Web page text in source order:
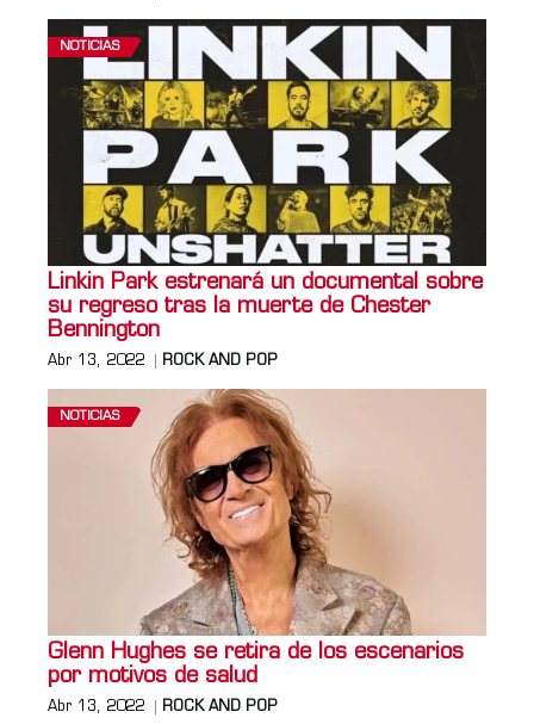
NOTICIAS
Linkin Park estrenará un documental sobre
su regreso tras la muerte de Chester
Bennington
Abr 13, 2022 ROCK AND POP
NOTICIAS
Glenn Hughes se retira de los escenarios
por motivos de salud
Abr 13, 2022 ROCK AND POP